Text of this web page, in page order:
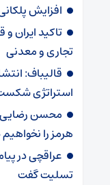
افزایش
تاکید ایران
تجاری و معدنی
قالیباف:
استراتژی
محسن رضایی:
هرمز را نخواهیم
عراقچی در
تسلیت گفت